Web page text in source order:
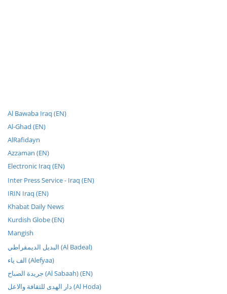
Al Bawaba Iraq (EN)
Al-Ghad (EN)
AlRafidayn
Azzaman (EN)
Electronic Iraq (EN)
Inter Press Service - Iraq (EN)
IRIN Iraq (EN)
Khabat Daily News
Kurdish Globe (EN)
Mangish
البديل الديمقراطي (Al Badeal)
الف ياء (Alefyaa)
جريدة الصباح (Al Sabaah) (EN)
دار الهدى للثقافة والاعل (Al Hoda)